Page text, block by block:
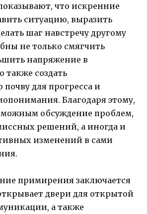
что искренние
ситуацию, выразить
шаг навстречу другому
не только смягчить
напряжение в
также создать
для прогресса и
Благодаря этому,
обсуждение проблем,
решений, а иногда и
изменений в сами
примирения заключается
двери для открытой
а также